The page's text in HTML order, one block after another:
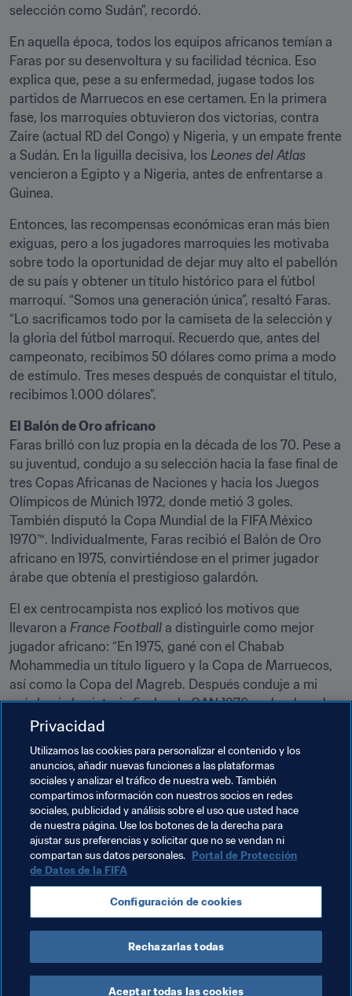
selección como Sudán”, recordó.
En aquella época, todos los equipos africanos temían a
Faras por su desenvoltura y su facilidad técnica. Eso
explica que, pese a su enfermedad, jugase todos los
partidos de Marruecos en ese certamen. En la primera
fase, los marroquíes obtuvieron dos victorias, contra
Zaire (actual RD del Congo) y Nigeria, y un empate frente
a Sudán. En la liguilla decisiva, los
vencieron a Egipto y a Nigeria, antes de enfrentarse a
Guinea.
Entonces, las recompensas económicas eran más bien
exiguas, pero a los jugadores marroquíes les motivaba
sobre todo la oportunidad de dejar muy alto el pabellón
de su país y obtener un título histórico para el fútbol
marroquí. “Somos una generación única”, resaltó Faras.
“Lo sacrificamos todo por la camiseta de la selección y
la gloria del fútbol marroquí. Recuerdo que, antes del
campeonato, recibimos 50 dólares como prima a modo
de estímulo. Tres meses después de conquistar el título,
recibimos 1.000 dólares”.
El Balón de Oro africano
Faras brilló con luz propia en la década de los 70. Pese a
su juventud, condujo a su selección hacia la fase final de
tres Copas Africanas de Naciones y hacia los Juegos
Olímpicos de Múnich 1972, donde metió 3 goles.
También disputó la Copa Mundial de la FIFA México
1970™. Individualmente, Faras recibió el Balón de Oro
africano en 1975, convirtiéndose en el primer jugador
árabe que obtenía el prestigioso galardón.
El ex centrocampista nos explicó los motivos que
llevaron a France Football a distinguirle como mejor
jugador africano: “En 1975, gané con el Chabab
Mohammedia un título liguero y la Copa de Marruecos,
así como la Copa del Magreb. Después conduje a mi
país hacia la victoria final en la CAN 1976, redondeando
un año excepcional para mí”.
El máximo goleador en la historia de la selección
marroquí, con 42 dianas, espera que sus sucesores
consigan una segunda corona continental,
aprovechando las circunstancias mucho más favorables
del fútbol actual.
Temas relacionados
Morocco CAF
Privacidad
Utilizamos las cookies para personalizar el contenido y los
anuncios, añadir nuevas funciones a las plataformas
sociales y analizar el tráfico de nuestra web. También
compartimos información con nuestros socios en redes
sociales, publicidad y análisis sobre el uso que usted hace
de nuestra página. Use los botones de la derecha para
ajustar sus preferencias y solicitar que no se vendan ni
compartan sus datos personales. Portal de Protección
de Datos de la FIFA
Configuración de cookies
Rechazarlas todas
Aceptar todas las cookies